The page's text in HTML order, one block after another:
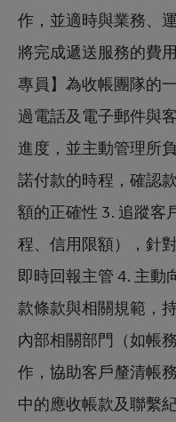
作，並適時與業務、
將完成遞送服務的費
專員】為收帳團隊的
過電話及電子郵件與
進度，並主動管理所
諾付款的時程，確認
額的正確性 3. 追蹤客
程、信用限額），針
即時回報主管 4. 主動
款條款與相關規範，
內部相關部門（如帳
作，協助客戶釐清帳
中的應收帳款及聯繫